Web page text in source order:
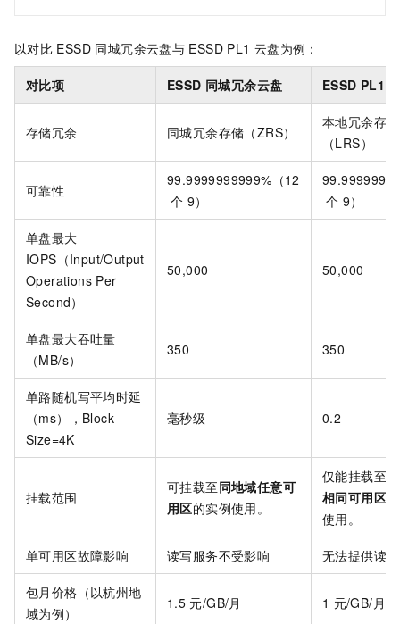
以对比 ESSD 同城冗余云盘与 ESSD PL1 云盘为例：
对比项 ESSD 同城冗余云盘 ESSD PL1
存储冗余 同城冗余存储（ZRS）
本地冗余存储
（LRS）
可靠性
99.9999999999%（12
个 9）
个 9）
单盘最大
IOPS（Input/Output
Operations Per
Second）
50,000 50,000
单盘最大吞吐量
（MB/s）
350 350
单路随机写平均时延
（ms），Block
Size=4K
毫秒级 0.2
挂载范围
可挂载至同地域任意可
用区的实例使用。
仅能挂载至
相同可用区
使用。
单可用区故障影响 读写服务不受影响 无法提供读
包月价格（以杭州地
域为例）
1.5 元/GB/月 1 元/GB/月